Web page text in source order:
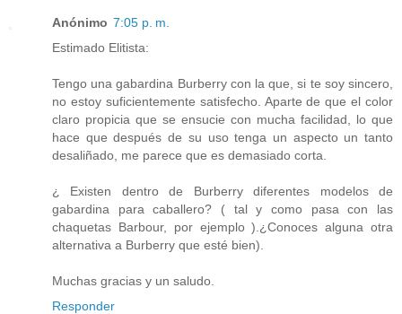
Anónimo 7:05 p. m.
Estimado Elitista:
Tengo una gabardina Burberry con la que, si te soy sincero,
no estoy suficientemente satisfecho. Aparte de que el color
claro propicia que se ensucie con mucha facilidad, lo que
hace que después de su uso tenga un aspecto un tanto
desaliñado, me parece que es demasiado corta.
¿ Existen dentro de Burberry diferentes modelos de
gabardina para caballero? ( tal y como pasa con las
chaquetas Barbour, por ejemplo ).¿Conoces alguna otra
alternativa a Burberry que esté bien).
Muchas gracias y un saludo.
Responder